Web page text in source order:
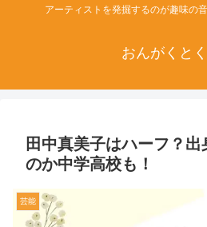
アーティストを発掘するのが趣味の
おんがくと
田中真美子はハーフ？
のか中学高校も！
芸能